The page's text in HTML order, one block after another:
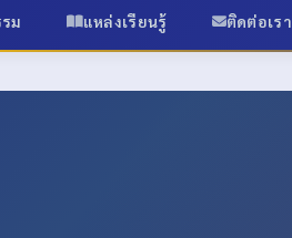
ม แหล่งเรียนรู้ ติดต่อเรา